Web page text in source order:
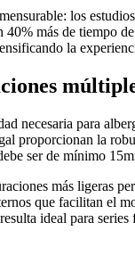
los
más de tiempo
la
necesaria para
proporcionan la
ser de mínimo
más ligeras
que facilitan el
ideal para series